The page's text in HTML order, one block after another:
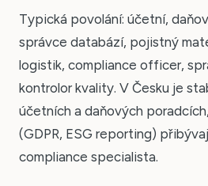
Typická povolání: účetní,
správce databází, pojistný
logistik, compliance officer,
kontrolor kvality. V Česku je
účetních a daňových
(GDPR, ESG reporting)
compliance specialista.